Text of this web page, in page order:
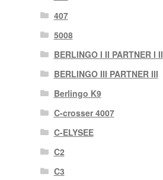
407
5008
BERLINGO I II PARTNER I II
BERLINGO III PARTNER III
Berlingo K9
C-crosser 4007
C-ELYSEE
C2
C3